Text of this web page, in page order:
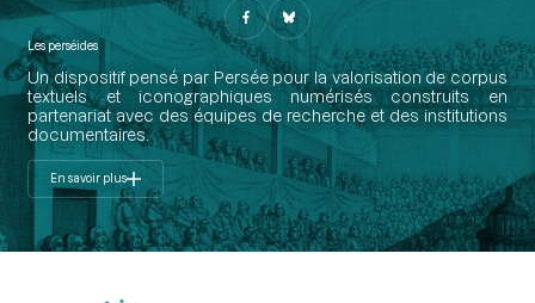
Les perséides
Un dispositif pensé par Persée pour la valorisation de corpus
textuels et iconographiques numérisés construits en
partenariat avec des équipes de recherche et des institutions
documentaires.
En savoir plus